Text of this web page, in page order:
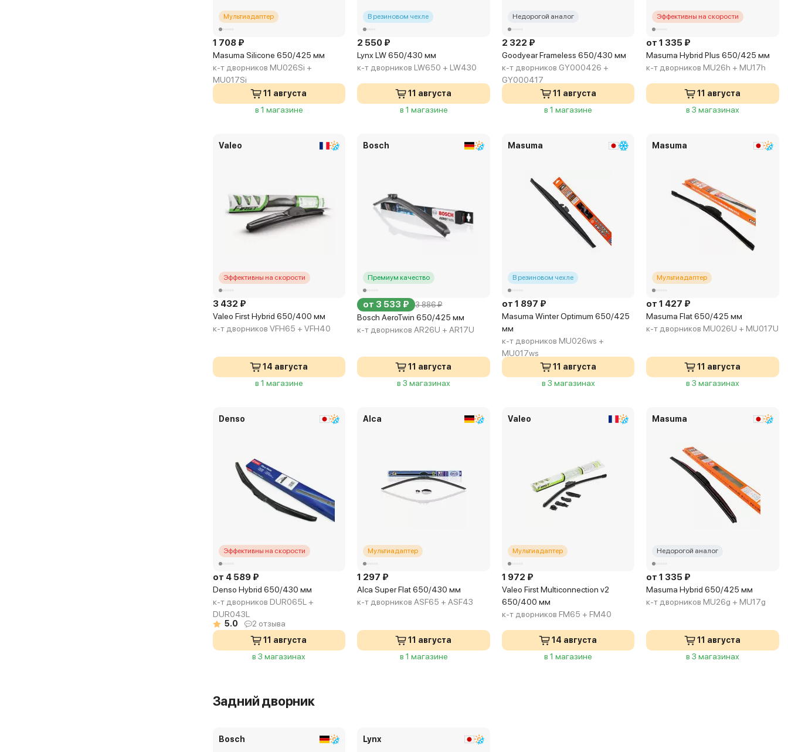
Мультиадаптер
1 708 ₽
Masuma Silicone 650/425 мм
к-т дворников MU026Si +
MU017Si
11 августа
в 1 магазине
В резиновом чехле
2 550 ₽
Lynx LW 650/430 мм
к-т дворников LW650 + LW430
11 августа
в 1 магазине
Недорогой аналог
2 322 ₽
Goodyear Frameless 650/430 мм
к-т дворников GY000426 +
GY000417
11 августа
в 1 магазине
Эффективны на скорости
от 1 335 ₽
Masuma Hybrid Plus 650/425 мм
к-т дворников MU26h + MU17h
11 августа
в 3 магазинах
Valeo
Эффективны на скорости
3 432 ₽
Valeo First Hybrid 650/400 мм
к-т дворников VFH65 + VFH40
14 августа
в 1 магазине
Bosch
Премиум качество
от 3 533 ₽ 3 886 ₽
Bosch AeroTwin 650/425 мм
к-т дворников AR26U + AR17U
11 августа
в 3 магазинах
Masuma
В резиновом чехле
от 1 897 ₽
Masuma Winter Optimum 650/425
мм
к-т дворников MU026ws +
MU017ws
11 августа
в 3 магазинах
Masuma
Мультиадаптер
от 1 427 ₽
Masuma Flat 650/425 мм
к-т дворников MU026U + MU017U
11 августа
в 3 магазинах
Denso
Эффективны на скорости
от 4 589 ₽
Denso Hybrid 650/430 мм
к-т дворников DUR065L +
DUR043L
5.0
2 отзыва
11 августа
в 3 магазинах
Alca
Мультиадаптер
1 297 ₽
Alca Super Flat 650/430 мм
к-т дворников ASF65 + ASF43
11 августа
в 1 магазине
Valeo
Мультиадаптер
1 972 ₽
Valeo First Multiconnection v2
650/400 мм
к-т дворников FM65 + FM40
14 августа
в 1 магазине
Masuma
Недорогой аналог
от 1 335 ₽
Masuma Hybrid 650/425 мм
к-т дворников MU26g + MU17g
11 августа
в 3 магазинах
Задний дворник
Bosch Lynx